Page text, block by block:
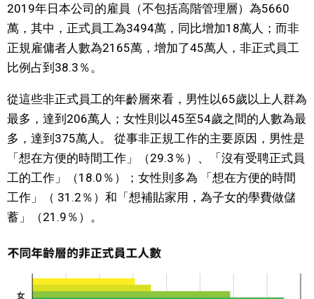
2019年日本公司的雇員（不包括高階管理層）為5660
萬，其中，正式員工為3494萬，同比增加18萬人；而非
正規雇傭者人數為2165萬，增加了45萬人，非正式員工
比例占到38.3％。
從這些非正式員工的年齡層來看，男性以65歲以上人群為
最多，達到206萬人；女性則以45至54歲之間的人數為最
多，達到375萬人。 從事非正規工作的主要原因，男性是
「想在方便的時間工作」（29.3％）、「沒有受聘正式員
工的工作」（18.0％）；女性則多為 「想在方便的時間
工作」（ 31.2％）和「想補貼家用，為子女的學費做儲
蓄」（21.9％）。